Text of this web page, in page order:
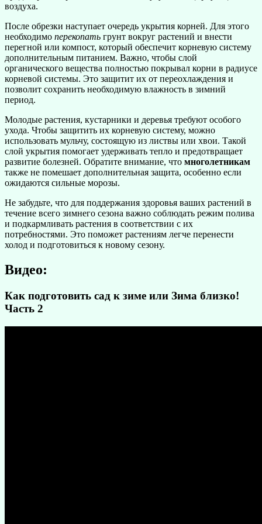
воздуха.
После обрезки наступает очередь укрытия корней. Для этого
необходимо перекопать грунт вокруг растений и внести
перегной или компост, который обеспечит корневую систему
дополнительным питанием. Важно, чтобы слой
органического вещества полностью покрывал корни в радиусе
корневой системы. Это защитит их от переохлаждения и
позволит сохранить необходимую влажность в зимний
период.
Молодые растения, кустарники и деревья требуют особого
ухода. Чтобы защитить их корневую систему, можно
использовать мульчу, состоящую из листвы или хвои. Такой
слой укрытия помогает удерживать тепло и предотвращает
развитие болезней. Обратите внимание, что многолетникам
также не помешает дополнительная защита, особенно если
ожидаются сильные морозы.
Не забудьте, что для поддержания здоровья ваших растений в
течение всего зимнего сезона важно соблюдать режим полива
и подкармливать растения в соответствии с их
потребностями. Это поможет растениям легче перенести
холод и подготовиться к новому сезону.
Видео:
Как подготовить сад к зиме или Зима близко!
Часть 2